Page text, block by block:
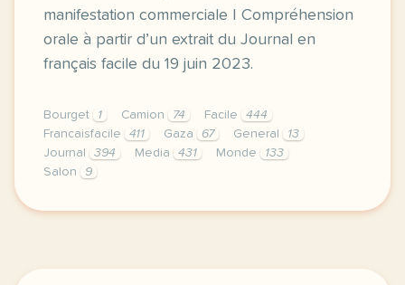
manifestation commerciale | Compréhension
orale à partir d’un extrait du Journal en
français facile du 19 juin 2023.
Bourget 1 Camion 74 Facile
444
Francaisfacile
411 Gaza 67 General
13
Journal
394 Media 431 Monde
133
Salon
9
exercice a2 ouverture du salon du bourget